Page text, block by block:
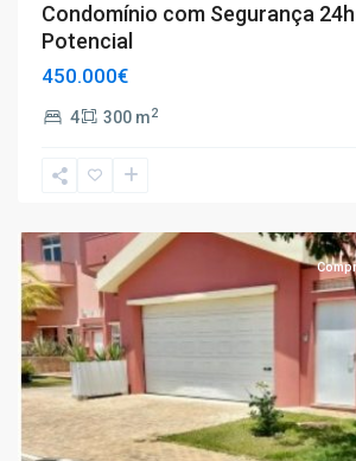
Condomínio com Segurança
Potencial
450.000€
4 300 m2